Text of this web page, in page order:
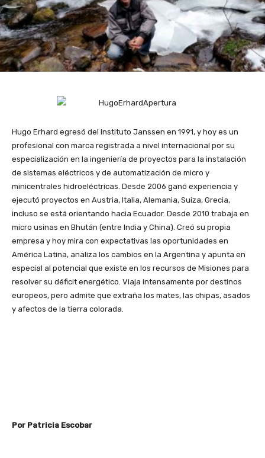
Hugo Erhard egresó del Instituto Janssen en 1991, y hoy es un
profesional con marca registrada a nivel internacional por su
especialización en la ingeniería de proyectos para la instalación
de sistemas eléctricos y de automatización de micro y
minicentrales hidroeléctricas. Desde 2006 ganó experiencia y
ejecutó proyectos en Austria, Italia, Alemania, Suiza, Grecia,
incluso se está orientando hacia Ecuador. Desde 2010 trabaja en
micro usinas en Bhután (entre India y China). Creó su propia
empresa y hoy mira con expectativas las oportunidades en
América Latina, analiza los cambios en la Argentina y apunta en
especial al potencial que existe en los recursos de Misiones para
resolver su déficit energético. Viaja intensamente por destinos
europeos, pero admite que extraña los mates, las chipas, asados
y afectos de la tierra colorada.
Por Patricia Escobar